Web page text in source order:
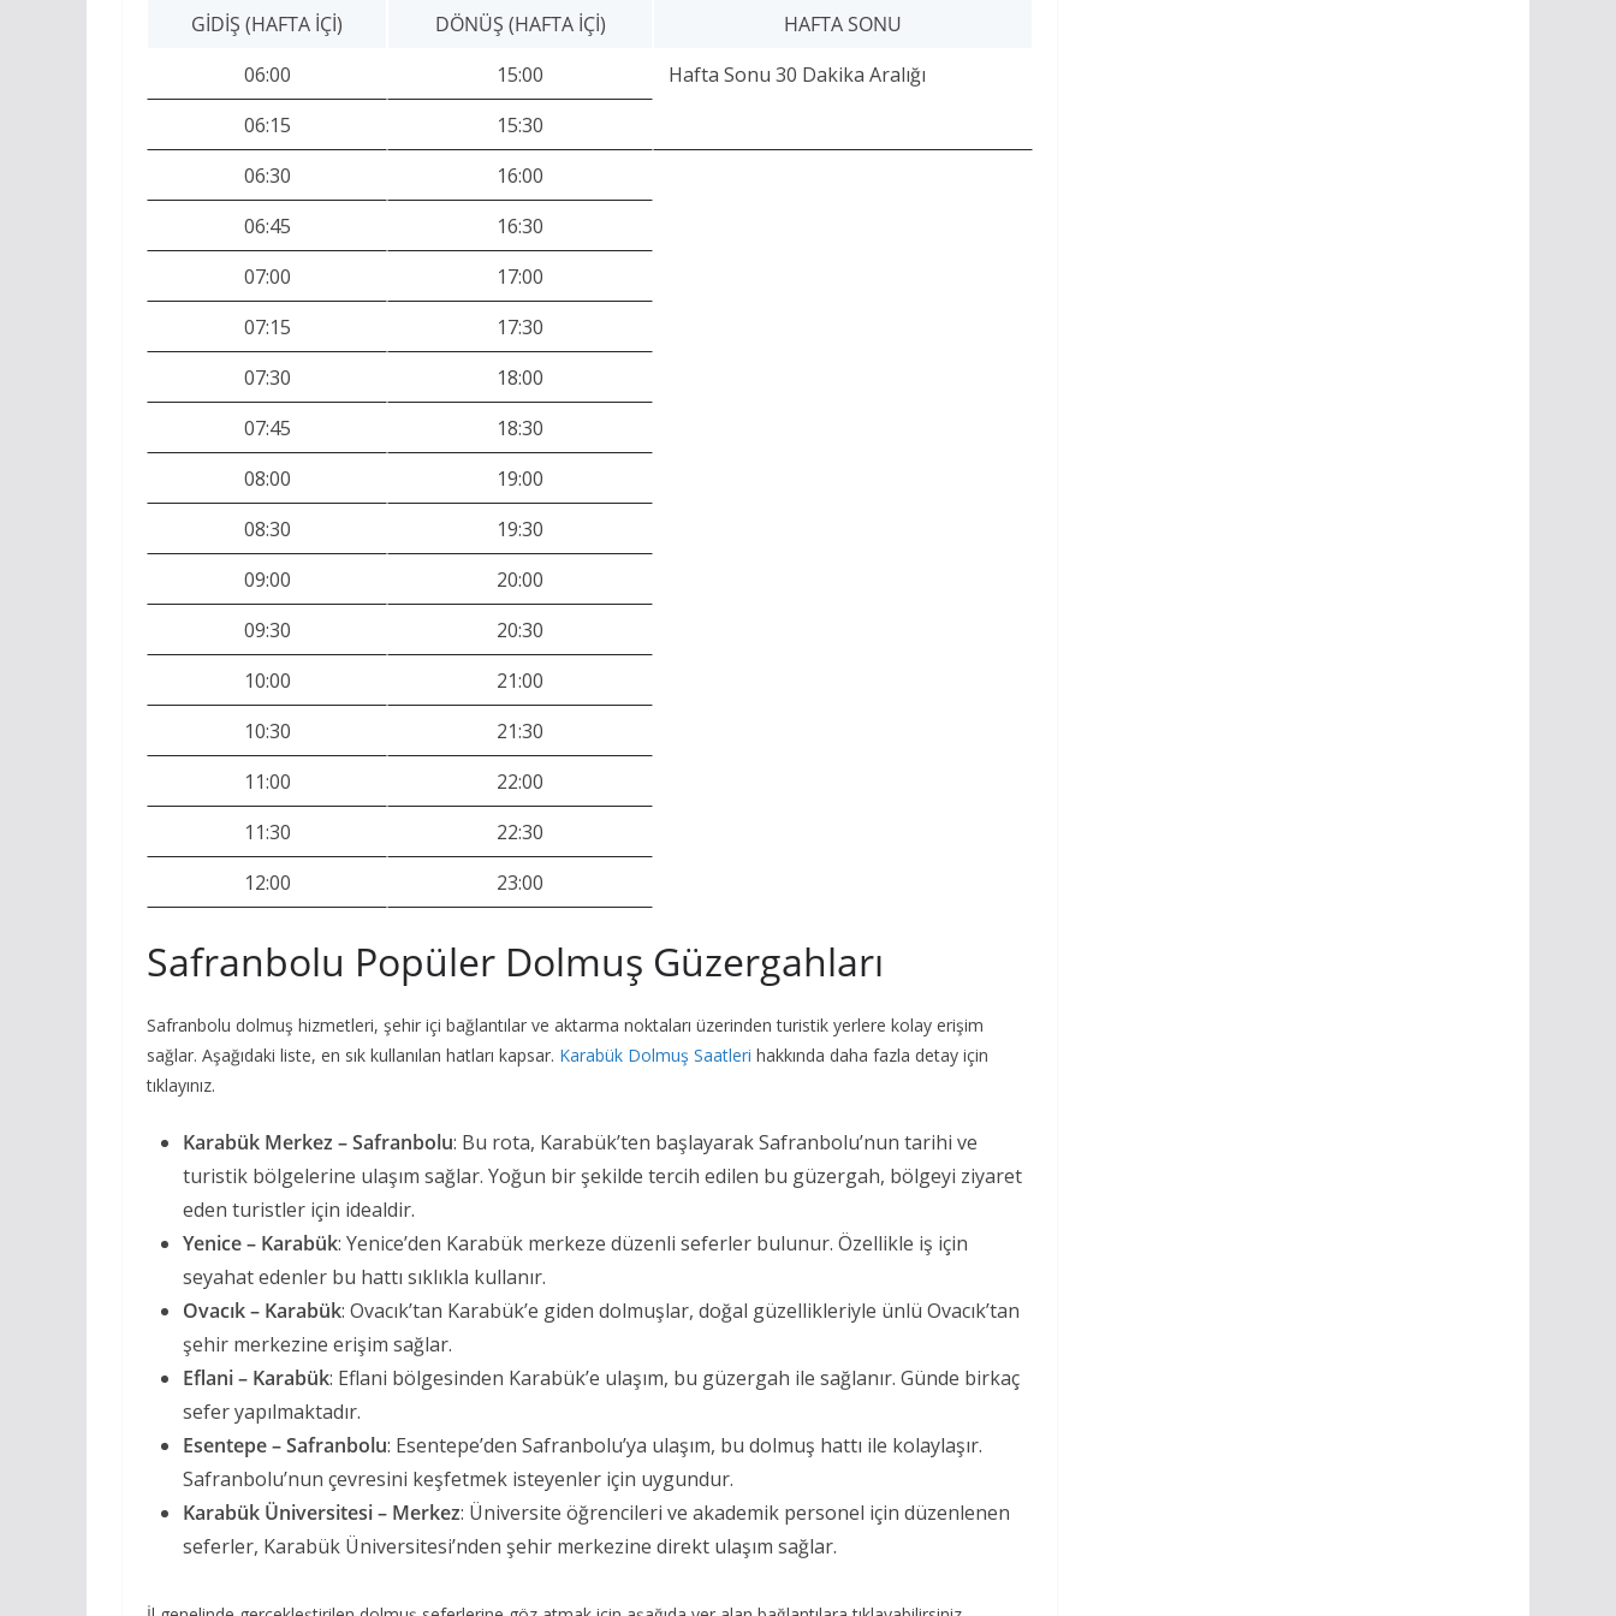
GIDIŞ (HAFTA İÇI) DÖNÜŞ (HAFTA İÇI)
HAFTA SONU
06:00
15:00
Hafta Sonu 30 Dakika Aralığı
06:15
15:30
06:30
16:00
06:45
16:30
07:00
17:00
07:15
17:30
07:30
18:00
07:45
18:30
08:00
19:00
08:30
19:30
09:00
20:00
09:30
20:30
10:00
21:00
10:30
21:30
11:00
22:00
11:30
22:30
12:00
23:00
Safranbolu Popüler Dolmuş Güzergahları
Safranbolu dolmuş hizmetleri, şehir içi bağlantılar ve aktarma noktaları üzerinden turistik yerlere kolay erişim
sağlar. Aşağıdaki liste, en sık kullanılan hatları kapsar. Karabük Dolmuş Saatleri hakkında daha fazla detay için
tıklayınız.
Karabük Merkez – Safranbolu: Bu rota, Karabük’ten başlayarak Safranbolu’nun tarihi ve
turistik bölgelerine ulaşım sağlar. Yoğun bir şekilde tercih edilen bu güzergah, bölgeyi ziyaret
eden turistler için idealdir.
Yenice – Karabük: Yenice’den Karabük merkeze düzenli seferler bulunur. Özellikle iş için
seyahat edenler bu hattı sıklıkla kullanır.
Ovacık – Karabük: Ovacık’tan Karabük’e giden dolmuşlar, doğal güzellikleriyle ünlü Ovacık’tan
şehir merkezine erişim sağlar.
Eflani – Karabük: Eflani bölgesinden Karabük’e ulaşım, bu güzergah ile sağlanır. Günde birkaç
sefer yapılmaktadır.
Esentepe – Safranbolu: Esentepe’den Safranbolu’ya ulaşım, bu dolmuş hattı ile kolaylaşır.
Safranbolu’nun çevresini keşfetmek isteyenler için uygundur.
Karabük Üniversitesi – Merkez: Üniversite öğrencileri ve akademik personel için düzenlenen
seferler, Karabük Üniversitesi’nden şehir merkezine direkt ulaşım sağlar.